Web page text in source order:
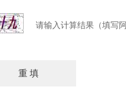
请输入计算结果（填写